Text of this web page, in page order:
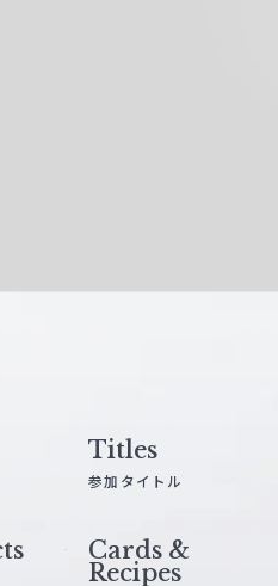
Titles
参加タイトル
Cards &
Recipes